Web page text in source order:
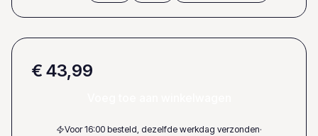
€ 43,99
Voor 16:00 besteld, dezelfde werkdag verzonden·